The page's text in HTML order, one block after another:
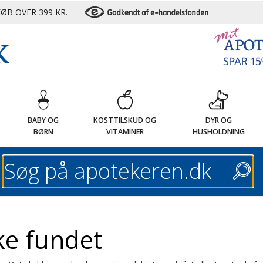
OVER 399 KR.
BABY OG
BØRN
KOSTTILSKUD OG
VITAMINER
DYR OG
HUSHOLDNING
Søg
fundet